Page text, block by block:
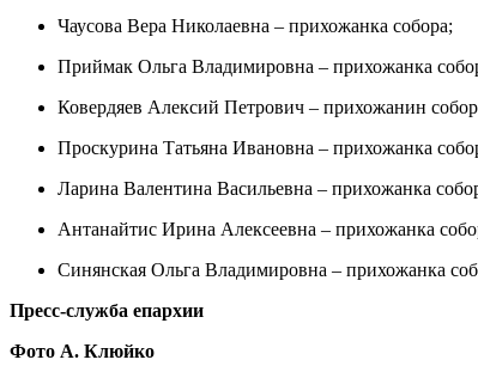
Чаусова Вера Николаевна – прихожанка собора;
Приймак Ольга Владимировна – прихожанка
Ковердяев Алексий Петрович – прихожанин
Проскурина Татьяна Ивановна – прихожанка
Ларина Валентина Васильевна – прихожанка
Антанайтис Ирина Алексеевна – прихожанка
Синянская Ольга Владимировна – прихожанка
Пресс-служба епархии
Фото А. Клюйко